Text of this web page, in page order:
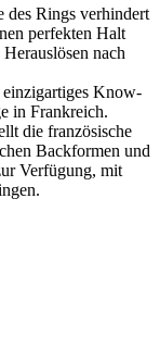
des Rings verhindert
perfekten Halt
nach
Know-
in Frankreich.
die französische
Backformen und
Verfügung, mit